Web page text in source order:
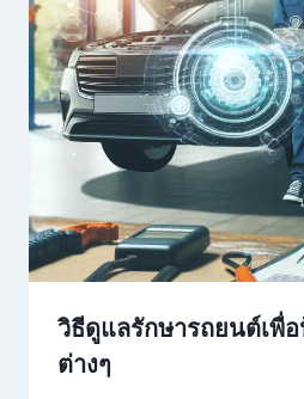
วิธีดูแลรักษารถยนต์เพื่
ต่างๆ